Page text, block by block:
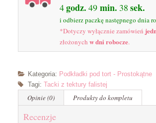
4godz. 49 min. 37 sek.
i odbierz paczkę następnego dnia
*Dotyczy wyłącznie zamówień
złożonych w dni robocze.
Kategoria: Podkładki pod tort - Prostokątne
Tagi: Tacki z tektury falistej
Opinie (0) Produkty do kompletu
Recenzje